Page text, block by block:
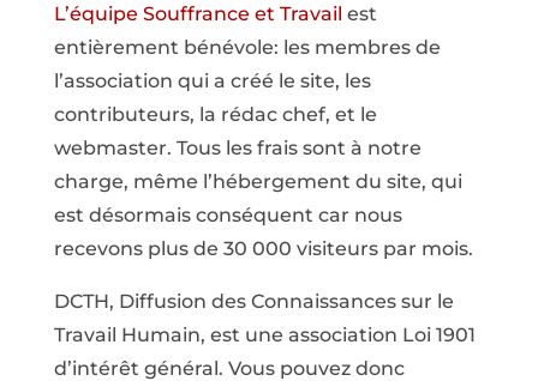
L’équipe Souffrance et Travail est
entièrement bénévole: les membres de
l’association qui a créé le site, les
contributeurs, la rédac chef, et le
webmaster. Tous les frais sont à notre
charge, même l’hébergement du site, qui
est désormais conséquent car nous
recevons plus de 30 000 visiteurs par mois.
DCTH, Diffusion des Connaissances sur le
Travail Humain, est une association Loi 1901
d’intérêt général. Vous pouvez donc